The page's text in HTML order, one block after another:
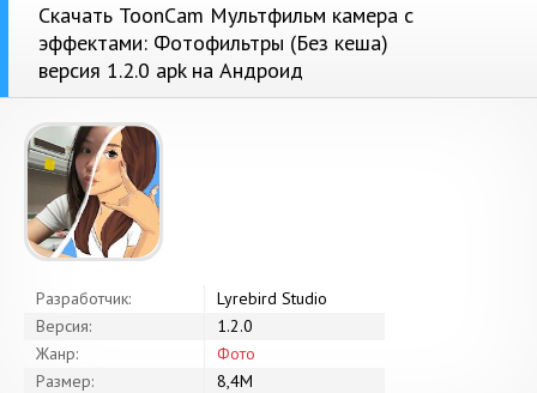
Скачать ToonCam Мультфильм камера с
эффектами: Фотофильтры (Без кеша)
версия 1.2.0 apk на Андроид
Разработчик:
Lyrebird Studio
Версия:
1.2.0
Жанр:
Фото
Размер:
8,4M